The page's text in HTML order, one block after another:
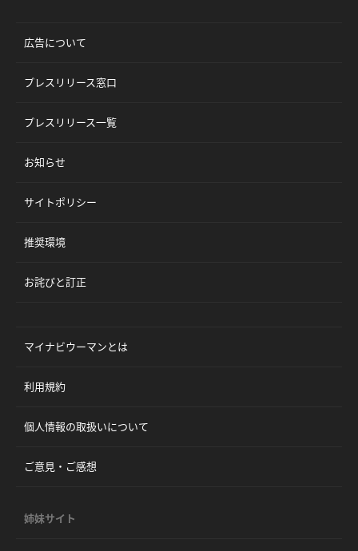
広告について
プレスリリース窓口
プレスリリース一覧
お知らせ
サイトポリシー
推奨環境
お詫びと訂正
マイナビウーマンとは
利用規約
個人情報の取扱いについて
ご意見・ご感想
姉妹サイト